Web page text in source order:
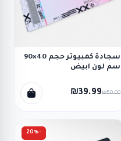
سجادة كمبيوتر حجم 40×90
سم لون ابيض
₪39.99₪50.00
-20%